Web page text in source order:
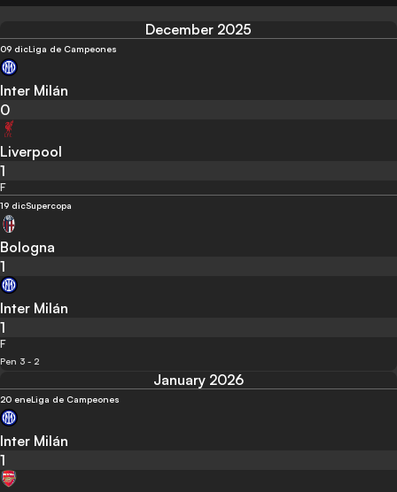
December 2025
09 dicLiga de Campeones
Inter Milán
0
Liverpool
1
F
19 dicSupercopa
Bologna
1
Inter Milán
1
F
Pen 3 - 2
January 2026
20 eneLiga de Campeones
Inter Milán
1